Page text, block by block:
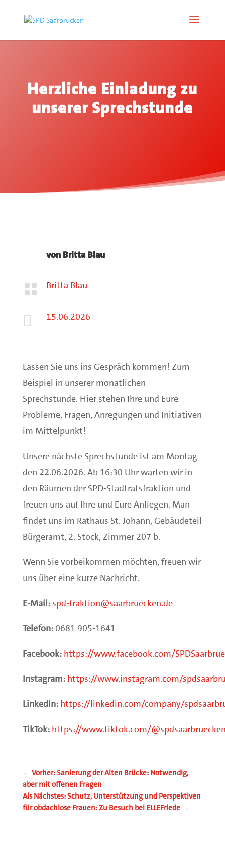
Herzliche Einladung zu
unserer Sprechstunde
von Britta Blau
 Britta Blau
 15.06.2026
Lassen Sie uns ins Gespräch kommen! Zum
Beispiel in unserer monatlichen
Sprechstunde. Hier stehen Ihre und Eure
Probleme, Fragen, Anregungen und Initiativen
im Mittelpunkt!
Unsere nächste Sprechstunde ist am Montag
den 22.06.2026. Ab 16:30 Uhr warten wir in
den Räumen der SPD-Stadtratsfraktion und
freuen uns auf Ihre und Eure Anliegen. Man
findet uns im Rathaus St. Johann, Gebäudeteil
Bürgeramt, 2. Stock, Zimmer 207 b.
Wenn Sie vorbeikommen möchten, freuen wir
uns über eine kurze Nachricht.
E-Mail: spd-fraktion@saarbruecken.de
Telefon:0681 905-1641
Facebook: https://www.facebook.com/
Instagram: https://www.instagram.com/
LinkedIn: https://linkedin.com/company/
TikTok: https://www.tiktok.com/
← Vorher: Sanierung der Alten Brücke: Notwendig,
aber mit offenen Fragen
Als Nächstes: Schutz, Unterstützung und Perspektiven
für obdachlose Frauen: Zu Besuch bei ELLEFriede→